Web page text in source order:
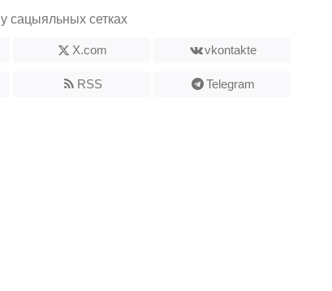
у сацыяльных сетках
X.com vkontakte
RSS Telegram